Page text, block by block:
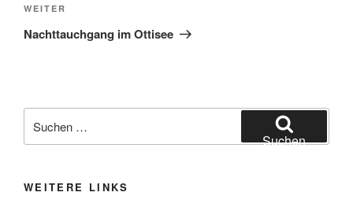
Nächster
Beitrag
WEITER
Nachttauchgang im Ottisee
nach:
Suchen
WEITERE LINKS